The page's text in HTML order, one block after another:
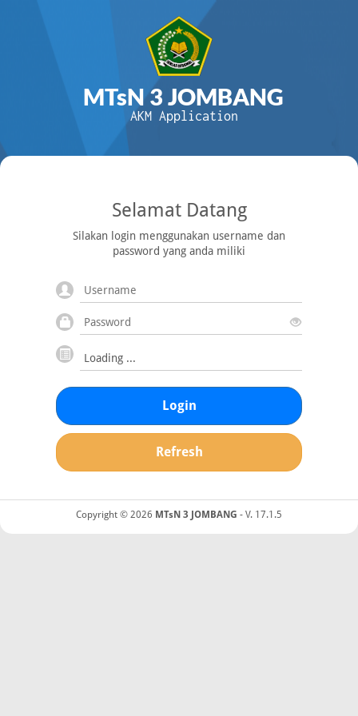
MTsN 3 JOMBANG
AKM Application
Selamat Datang
Silakan login menggunakan username dan
password yang anda miliki
Login
Refresh
Copyright © 2026 MTsN 3 JOMBANG - V. 17.1.5